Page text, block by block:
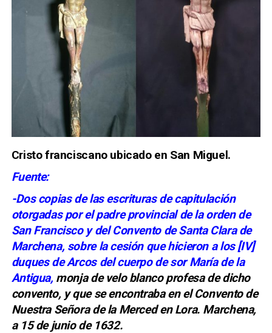
Cristo franciscano ubicado en San Miguel.
Fuente:
-Dos copias de las escrituras de capitulación
otorgadas por el padre provincial de la orden de
San Francisco y del Convento de Santa Clara de
Marchena, sobre la cesión que hicieron a los [IV]
duques de Arcos del cuerpo de sor María de la
Antigua, monja de velo blanco profesa de dicho
convento, y que se encontraba en el Convento de
Nuestra Señora de la Merced en Lora. Marchena,
a 15 de junio de 1632.